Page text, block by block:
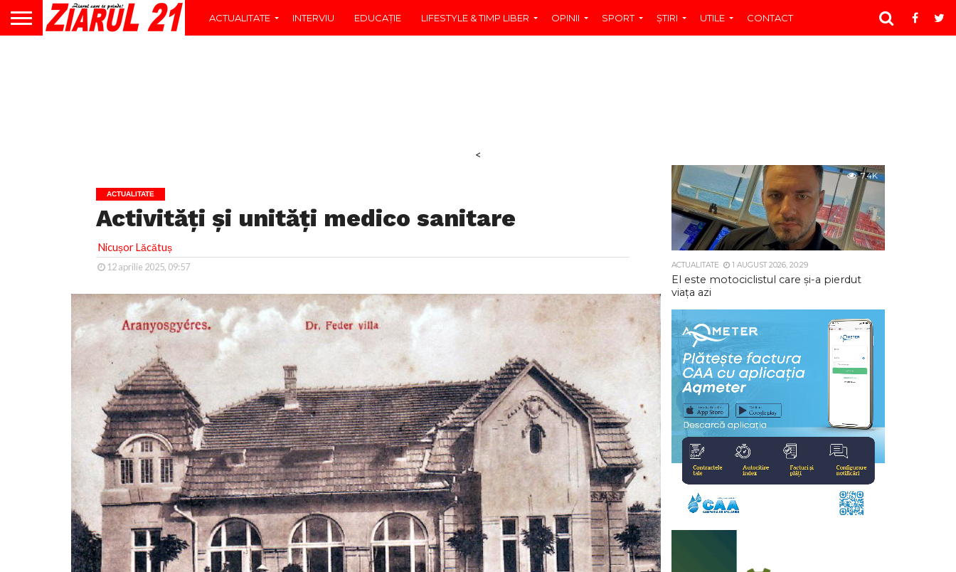
ACTUALITATE INTERVIU EDUCAŢIE LIFESTYLE & TIMP LIBER OPINII SPORT ŞTIRI UTILE CONTACT
<
ACTUALITATE
Activități și unități medico sanitare
Nicușor Lăcătuș
12 aprilie 2025, 09:57
7.4K
ACTUALITATE 1 AUGUST 2026, 20:29
El este motociclistul care și-a pierdut
viața azi